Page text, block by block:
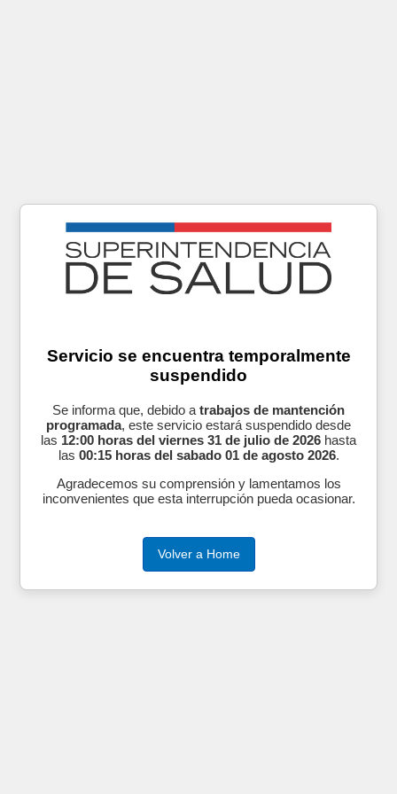
Servicio se encuentra temporalmente
suspendido
Se informa que, debido a trabajos de mantención
programada, este servicio estará suspendido desde
las 12:00 horas del viernes 31 de julio de 2026 hasta
las 00:15 horas del sabado 01 de agosto 2026.
Agradecemos su comprensión y lamentamos los
inconvenientes que esta interrupción pueda ocasionar.
Volver a Home